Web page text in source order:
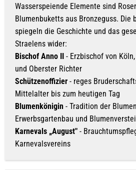
Wasserspeiende Elemente sind
Blumenbuketts aus Bronzeguss. Die
spiegeln die Geschichte und das
Straelens wider:
Bischof Anno II - Erzbischof von
und Oberster Richter
Schützenoffizier - reges
Mittelalter bis zum heutigen Tag
Blumenkönigin - Tradition der
Erwerbsgartenbau und
Karnevals „August" -
Karnevalsvereins